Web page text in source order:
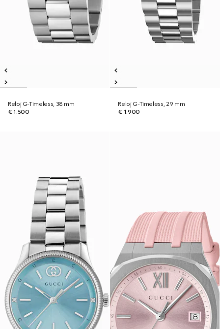
Reloj G-Timeless, 38 mm
€ 1.500
Reloj G-Timeless, 29 mm
€ 1.900